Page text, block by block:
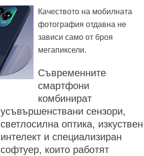
Качеството на мобилната
фотография отдавна не
зависи само от броя
мегапиксели.
Съвременните
смартфони
комбинират
усъвършенствани сензори,
светлосилна оптика, изкуствен
интелект и специализиран
софтуер, които работят